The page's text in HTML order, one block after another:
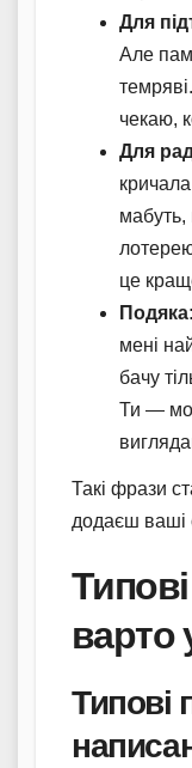
Для
Але
чекаю,
Для
це
Подяка:
мені
бачу
Ти —
Такі фрази
додаєш ваші
варто
Типові